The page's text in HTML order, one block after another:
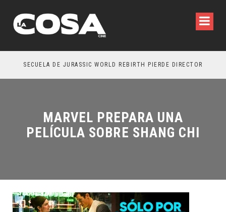
SECUELA DE JURASSIC WORLD REBIRTH PIERDE DIRECTOR
MARVEL PREPARA UNA
PELÍCULA SOBRE SHANG CHI